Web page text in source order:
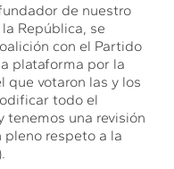
de nuestro
República, se
con el Partido
plataforma por la
que votaron las y los
todo el
una revisión
respeto a la